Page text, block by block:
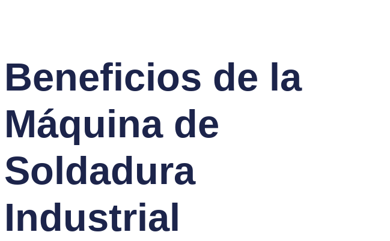
Beneficios de la
Máquina de
Soldadura
Industrial